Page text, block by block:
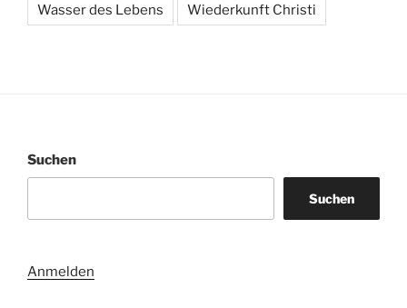
Wasser des Lebens Wiederkunft Christi
Suchen
Suchen
Anmelden